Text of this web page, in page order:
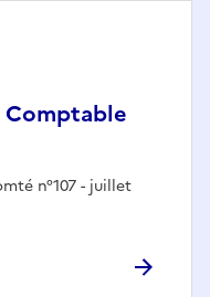
Comptable
n°107 - juillet